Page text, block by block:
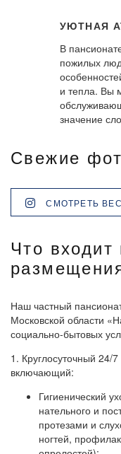
УЮТНАЯ
В
пожилых
и тепла. Вы
значение
Свежие
СМОТРЕТЬ
Что входит
Наш частный
Московской области
социально-бытовых
1. Круглосуточный 24/
включающий:
Гигиенический
нательного и
протезами и
ногтей,